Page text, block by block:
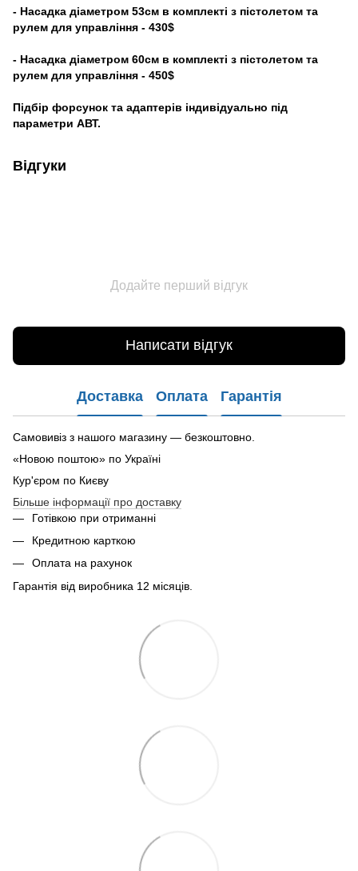
- Насадка діаметром 53см в комплекті з пістолетом та
рулем для управління - 430$
- Насадка діаметром 60см в комплекті з пістолетом та
рулем для управління - 450$
Підбір форсунок та адаптерів індивідуально під
параметри АВТ.
Відгуки
Додайте перший відгук
Написати відгук
Доставка Оплата Гарантія
Самовивіз з нашого магазину — безкоштовно.
«Новою поштою» по Україні
Кур'єром по Києву
Більше інформації про доставку
Готівкою при отриманні
Кредитною карткою
Оплата на рахунок
Гарантія від виробника 12 місяців.